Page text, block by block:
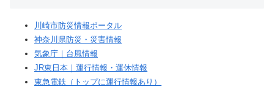
川崎市防災情報ポータル
神奈川県防災・災害情報
気象庁｜台風情報
JR東日本｜運行情報・運休情報
東急電鉄（トップに運行情報あり）